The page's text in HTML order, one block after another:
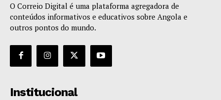
O Correio Digital é uma plataforma agregadora de
conteúdos informativos e educativos sobre Angola e
outros pontos do mundo.
Institucional